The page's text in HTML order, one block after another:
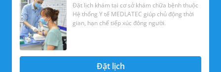
Đặt lịch khám tại cơ sở khám chữa bệnh thuộc
Hệ thống Y tế MEDLATEC giúp chủ động thời
gian, hạn chế tiếp xúc đông người.
Đặt lịch